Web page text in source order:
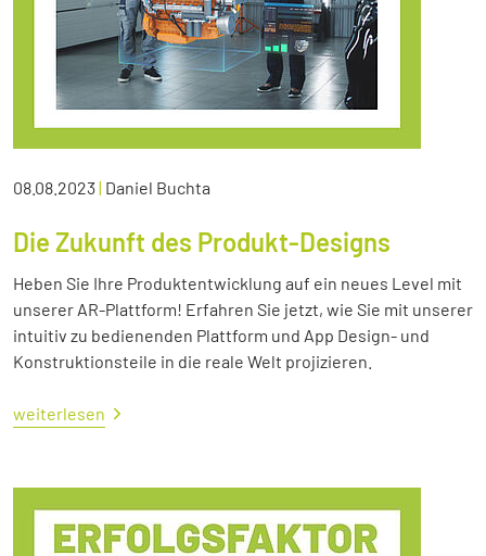
08.08.2023| Daniel Buchta
Die Zukunft des Produkt-Designs
Heben Sie Ihre Produktentwicklung auf ein neues Level mit
unserer AR-Plattform! Erfahren Sie jetzt, wie Sie mit unserer
intuitiv zu bedienenden Plattform und App Design- und
Konstruktionsteile in die reale Welt projizieren.
weiterlesen